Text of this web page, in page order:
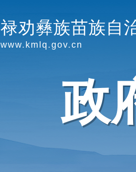
禄劝彝族苗族自
www.kmlq.gov.cn
政